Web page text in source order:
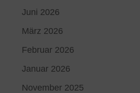
Juni 2026
März 2026
Februar 2026
Januar 2026
November 2025